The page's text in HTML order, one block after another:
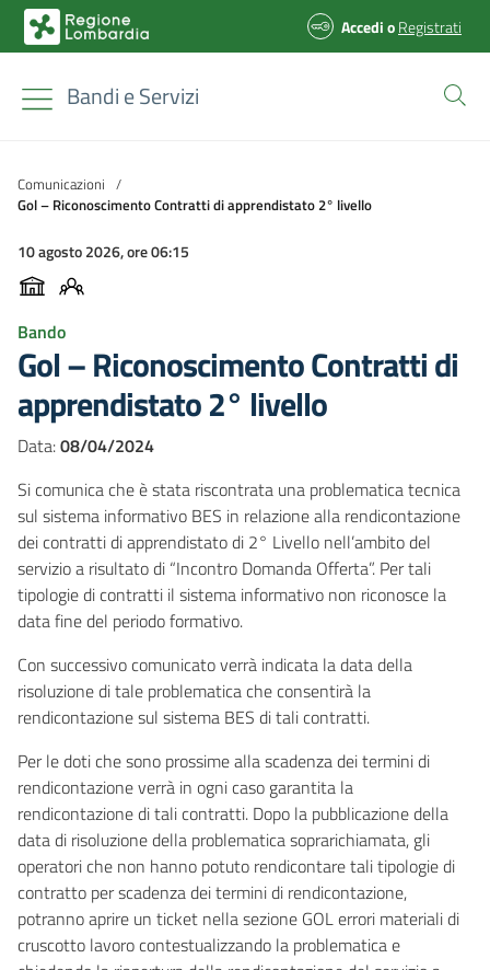
AccedioRegistrati
Bandi e Servizi
Comunicazioni /
Gol – Riconoscimento Contratti di apprendistato 2° livello
10 agosto 2026, ore 06:15
Bando
Gol – Riconoscimento Contratti di
apprendistato 2° livello
Data:08/04/2024
Si comunica che è stata riscontrata una problematica tecnica
sul sistema informativo BES in relazione alla rendicontazione
dei contratti di apprendistato di 2° Livello nell’ambito del
servizio a risultato di “Incontro Domanda Offerta”. Per tali
tipologie di contratti il sistema informativo non riconosce la
data fine del periodo formativo.
Con successivo comunicato verrà indicata la data della
risoluzione di tale problematica che consentirà la
rendicontazione sul sistema BES di tali contratti.
Per le doti che sono prossime alla scadenza dei termini di
rendicontazione verrà in ogni caso garantita la
rendicontazione di tali contratti. Dopo la pubblicazione della
data di risoluzione della problematica soprarichiamata, gli
operatori che non hanno potuto rendicontare tali tipologie di
contratto per scadenza dei termini di rendicontazione,
potranno aprire un ticket nella sezione GOL errori materiali di
cruscotto lavoro contestualizzando la problematica e